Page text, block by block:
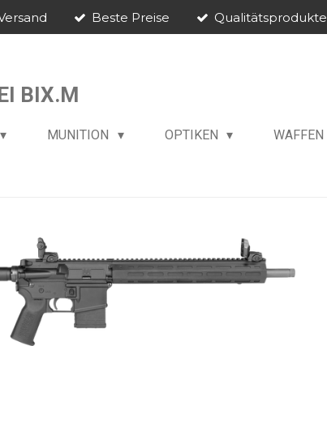
Beste Preise Qualitätsprodukte
BIX.M
MUNITION OPTIKEN WAFFEN